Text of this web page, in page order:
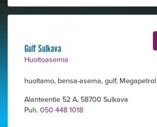
Gulf Sulkava
Huoltoasemia
huoltamo, bensa-asema, gulf,
Alanteentie 52 A, 58700 Sulkava
Puh.050 448 1018
Alavalikko